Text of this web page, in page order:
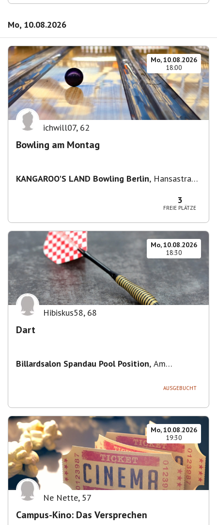
Mo, 10.08.2026
Mo, 10.08.2026
18:00
ichwill07, 62
Bowling am Montag
KANGAROO'S LAND Bowling Berlin, Hansastraße
3
FREIE PLÄTZE
Mo, 10.08.2026
18:30
Hibiskus58, 68
Dart
Billardsalon Spandau Pool Position, Am
AUSGEBUCHT
Mo, 10.08.2026
19:30
Ne Nette, 57
Campus-Kino: Das Versprechen